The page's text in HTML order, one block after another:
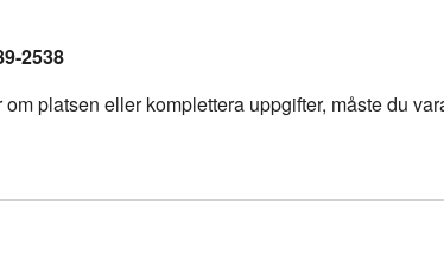
2538
om platsen eller komplettera uppgifter, måste du